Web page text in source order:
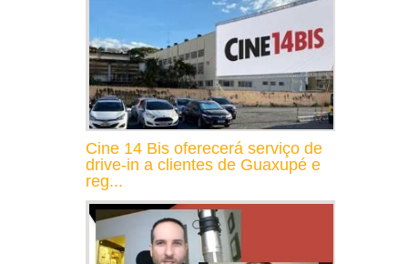
Cine 14 Bis oferecerá serviço de
drive-in a clientes de Guaxupé e
reg...